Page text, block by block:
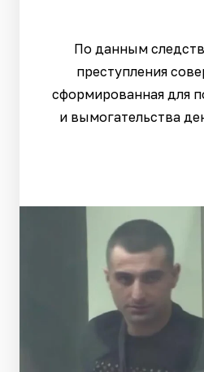
По данным
преступления
сформированная для
и вымогательства